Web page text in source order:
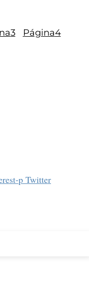
3 Página4
p Twitter